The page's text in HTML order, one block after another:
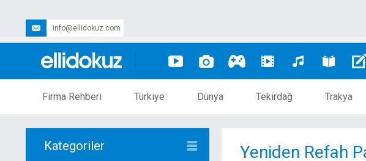
info@ellidokuz.com
Firma Rehberi Türkiye Dünya Tekirdağ Trakya
Kategoriler
Yeniden Refah